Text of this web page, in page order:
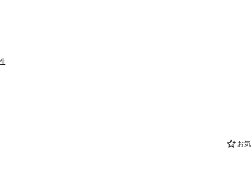
お
癖、肥満、運動不足という「現代病」 ■目次 ●第1章：生き物の世界 ●第2
：「遺伝か環境か」論争の不毛 ●第4章：ヒトは本来「利他的」なのになぜ争